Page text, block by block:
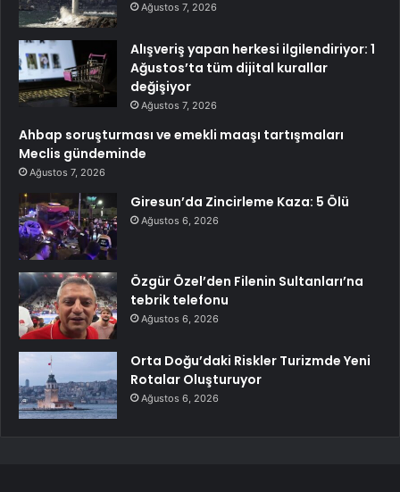
Ağustos 7, 2026
Alışveriş yapan herkesi ilgilendiriyor: 1
Ağustos’ta tüm dijital kurallar
değişiyor
Ağustos 7, 2026
Ahbap soruşturması ve emekli maaşı tartışmaları
Meclis gündeminde
Ağustos 7, 2026
Giresun’da Zincirleme Kaza: 5 Ölü
Ağustos 6, 2026
Özgür Özel’den Filenin Sultanları’na
tebrik telefonu
Ağustos 6, 2026
Orta Doğu’daki Riskler Turizmde Yeni
Rotalar Oluşturuyor
Ağustos 6, 2026